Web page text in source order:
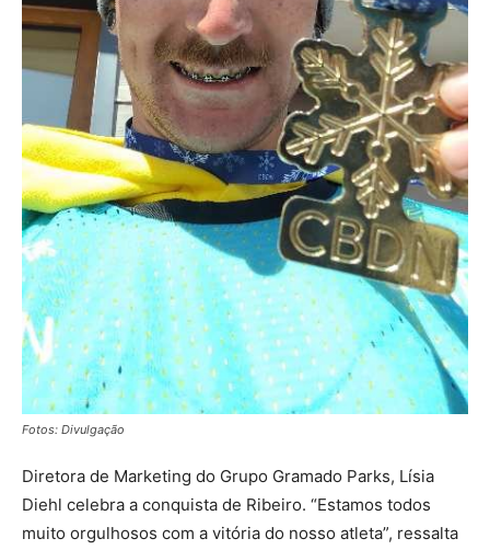
Fotos: Divulgação
Diretora de Marketing do Grupo Gramado Parks, Lísia
Diehl celebra a conquista de Ribeiro. “Estamos todos
muito orgulhosos com a vitória do nosso atleta”, ressalta